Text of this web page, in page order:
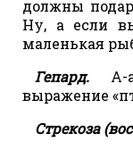
должны
Ну, а если
маленькая
Гепард. А-
выражение
Стрекоза